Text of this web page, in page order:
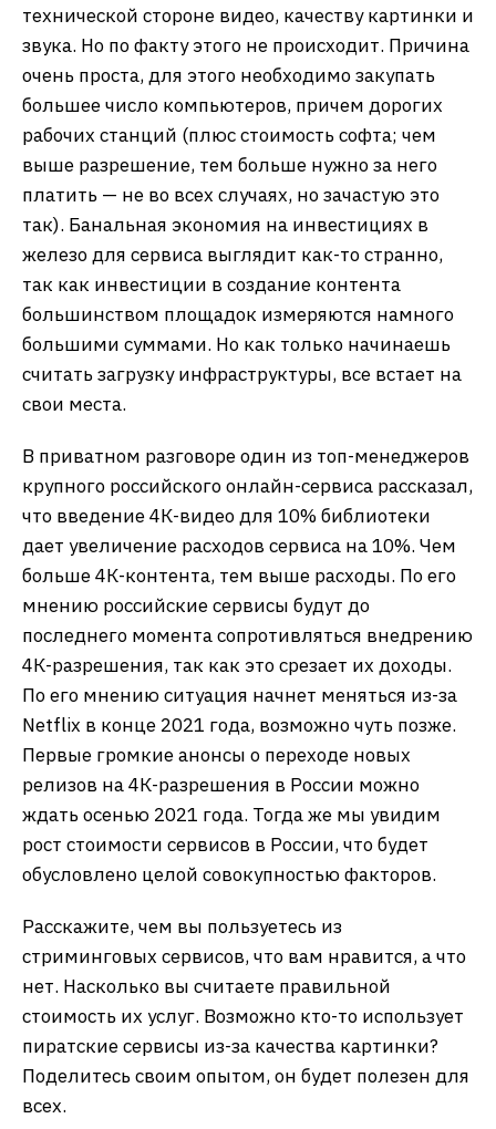
технической стороне видео, качеству картинки и
звука. Но по факту этого не происходит. Причина
очень проста, для этого необходимо закупать
большее число компьютеров, причем дорогих
рабочих станций (плюс стоимость софта; чем
выше разрешение, тем больше нужно за него
платить — не во всех случаях, но зачастую это
так). Банальная экономия на инвестициях в
железо для сервиса выглядит как-то странно,
так как инвестиции в создание контента
большинством площадок измеряются намного
большими суммами. Но как только начинаешь
считать загрузку инфраструктуры, все встает на
свои места.
В приватном разговоре один из топ-менеджеров
крупного российского онлайн-сервиса рассказал,
что введение 4К-видео для 10% библиотеки
дает увеличение расходов сервиса на 10%. Чем
больше 4К-контента, тем выше расходы. По его
мнению российские сервисы будут до
последнего момента сопротивляться внедрению
4К-разрешения, так как это срезает их доходы.
По его мнению ситуация начнет меняться из-за
Netflix в конце 2021 года, возможно чуть позже.
Первые громкие анонсы о переходе новых
релизов на 4К-разрешения в России можно
ждать осенью 2021 года. Тогда же мы увидим
рост стоимости сервисов в России, что будет
обусловлено целой совокупностью факторов.
Расскажите, чем вы пользуетесь из
стриминговых сервисов, что вам нравится, а что
нет. Насколько вы считаете правильной
стоимость их услуг. Возможно кто-то использует
пиратские сервисы из-за качества картинки?
Поделитесь своим опытом, он будет полезен для
всех.